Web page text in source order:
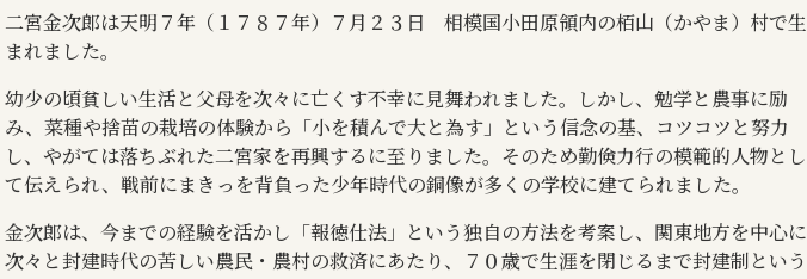
二宮金次郎は天明７年（１７８７年）７月２３日 相模国小田原領内の栢山（かやま）村で生
まれました。
幼少の頃貧しい生活と父母を次々に亡くす不幸に見舞われました。しかし、勉学と農事に励
み、菜種や捨苗の栽培の体験から「小を積んで大と為す」という信念の基、コツコツと努力
し、やがては落ちぶれた二宮家を再興するに至りました。そのため勤倹力行の模範的人物とし
て伝えられ、戦前にまきっを背負った少年時代の銅像が多くの学校に建てられました。
金次郎は、今までの経験を活かし「報徳仕法」という独自の方法を考案し、関東地方を中心に
次々と封建時代の苦しい農民・農村の救済にあたり、７０歳で生涯を閉じるまで封建制という